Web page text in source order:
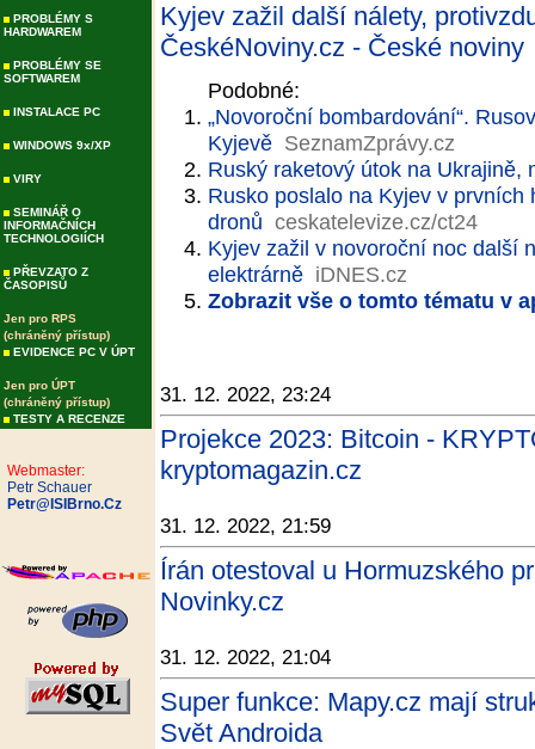
PROBLÉMY S
HARDWAREM
PROBLÉMY SE
SOFTWAREM
INSTALACE PC
WINDOWS 9x/XP
VIRY
SEMINÁŘ O
INFORMAČNÍCH
TECHNOLOGIÍCH
PŘEVZATO Z
ČASOPISŮ
Jen pro RPS
(chráněný přístup)
EVIDENCE PC V ÚPT
Jen pro ÚPT
(chráněný přístup)
TESTY A RECENZE
Webmaster:
Petr Schauer
Petr@ISIBrno.Cz
Kyjev zažil další nálety,
ČeskéNoviny.cz - České noviny
Podobné:
„Novoroční bombardování“.
Kyjevě SeznamZprávy.cz
Ruský raketový útok na Ukrajině,
Rusko poslalo na Kyjev v
dronů ceskatelevize.cz/ct24
Kyjev zažil v novoroční noc další
elektrárně iDNES.cz
Zobrazit vše o tomto tématu v
31. 12. 2022, 23:24
Projekce 2023: Bitcoin -
kryptomagazin.cz
31. 12. 2022, 21:59
Írán otestoval u Hormuzského
Novinky.cz
31. 12. 2022, 21:04
Super funkce: Mapy.cz mají
Svět Androida